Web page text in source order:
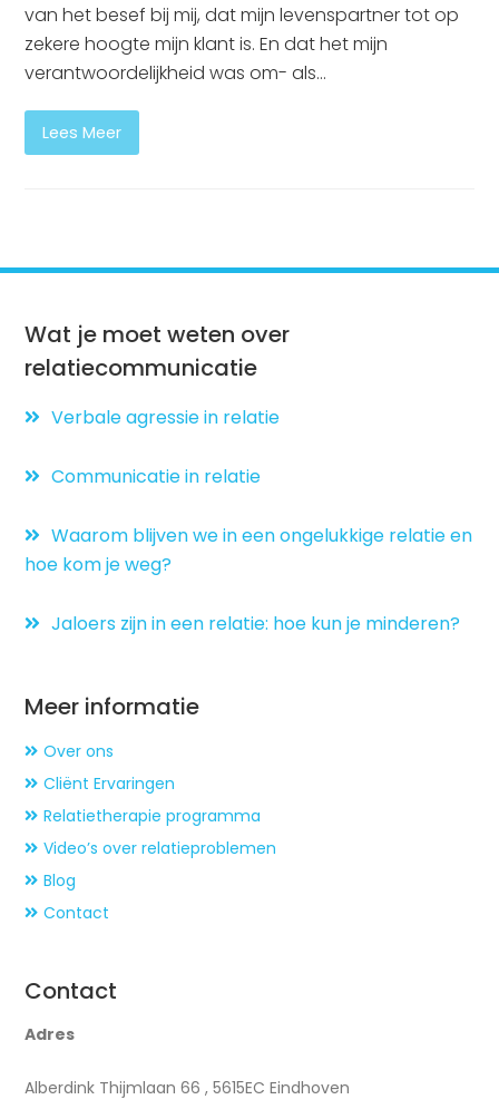
van het besef bij mij, dat mijn levenspartner tot op
zekere hoogte mijn klant is. En dat het mijn
verantwoordelijkheid was om- als…
Lees Meer
Wat je moet weten over
relatiecommunicatie
Verbale agressie in relatie
Communicatie in relatie
Waarom blijven we in een ongelukkige relatie en
hoe kom je weg?
Jaloers zijn in een relatie: hoe kun je minderen?
Meer informatie
Over ons
Cliënt Ervaringen
Relatietherapie programma
Video’s over relatieproblemen
Blog
Contact
Contact
Adres
Alberdink Thijmlaan 66 , 5615EC Eindhoven